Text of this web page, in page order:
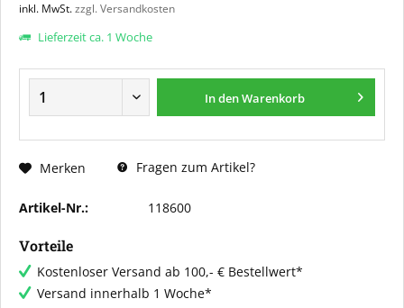
inkl. MwSt.zzgl. Versandkosten
Lieferzeit ca. 1 Woche
In denWarenkorb
Merken Fragen zum Artikel?
Artikel-Nr.: 118600
Vorteile
Kostenloser Versand ab 100,- € Bestellwert*
Versand innerhalb 1 Woche*